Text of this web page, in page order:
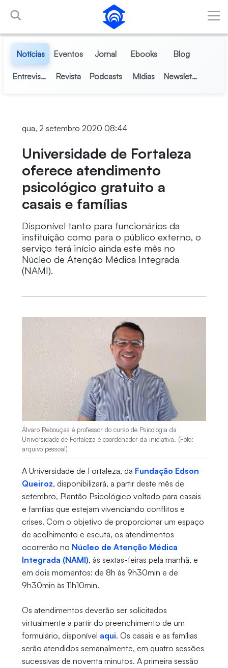
Pular para o Conteúdo principal
Notícias Eventos Jornal Ebooks Blog
Entrevistas Revista Podcasts Mídias Newsletter
qua, 2 setembro 2020 08:44
Universidade de Fortaleza
oferece atendimento
psicológico gratuito a
casais e famílias
Disponível tanto para funcionários da
instituição como para o público externo, o
serviço terá início ainda este mês no
Núcleo de Atenção Médica Integrada
(NAMI).
Álvaro Rebouças é professor do curso de Psicologia da
Universidade de Fortaleza e coordenador da iniciativa. (Foto:
arquivo pessoal)
A Universidade de Fortaleza, da Fundação Edson
Queiroz, disponibilizará, a partir deste mês de
setembro, Plantão Psicológico voltado para casais
e famílias que estejam vivenciando conflitos e
crises. Com o objetivo de proporcionar um espaço
de acolhimento e escuta, os atendimentos
ocorrerão no Núcleo de Atenção Médica
Integrada (NAMI), às sextas-feiras pela manhã, e
em dois momentos: de 8h às 9h30min e de
9h30min às 11h10min.
Os atendimentos deverão ser solicitados
virtualmente a partir do preenchimento de um
formulário, disponível aqui. Os casais e as famílias
serão atendidos semanalmente, em quatro sessões
sucessivas de noventa minutos. A primeira sessão